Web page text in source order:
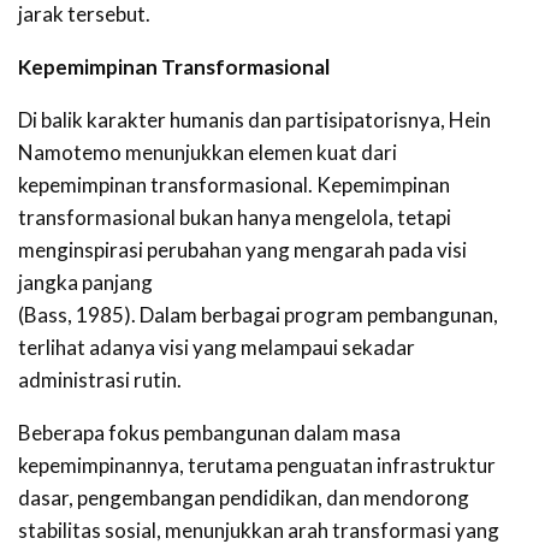
jarak tersebut.
Kepemimpinan Transformasional
Di balik karakter humanis dan partisipatorisnya, Hein
Namotemo menunjukkan elemen kuat dari
kepemimpinan transformasional. Kepemimpinan
transformasional bukan hanya mengelola, tetapi
menginspirasi perubahan yang mengarah pada visi
jangka panjang
(Bass, 1985). Dalam berbagai program pembangunan,
terlihat adanya visi yang melampaui sekadar
administrasi rutin.
Beberapa fokus pembangunan dalam masa
kepemimpinannya, terutama penguatan infrastruktur
dasar, pengembangan pendidikan, dan mendorong
stabilitas sosial, menunjukkan arah transformasi yang